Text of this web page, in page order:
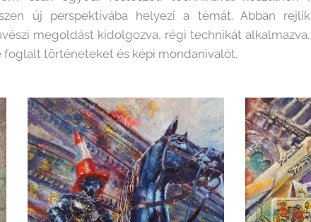
új perspektívába helyezi a témát. Abban rejlik
megoldást kidolgozva, régi technikát alkalmazva,
foglalt történeteket és képi mondanivalót.